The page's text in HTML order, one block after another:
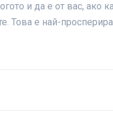
и да е от вас, ако
Това е най-